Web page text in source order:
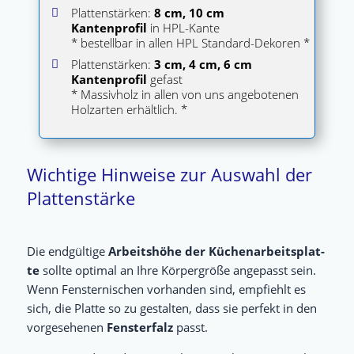
Plat­ten­stär­ken: 8 cm, 10 cm
Kan­ten­pro­fil in HPL-Kan­te
* bestell­bar in allen HPL Standard-Dekoren *
Plat­ten­stär­ken: 3 cm, 4 cm, 6 cm
Kan­ten­pro­fil gefast
* Mas­siv­holz in allen von uns ange­bo­te­nen
Holz­ar­ten erhältlich. *
Wichtige Hinweise zur Auswahl der
Plattenstärke
Die end­gül­ti­ge Arbeits­hö­he der Küchen­ar­beits­plat­
tesoll­te opti­mal an Ihre Kör­per­grö­ße ange­passt sein.
Wenn Fens­ter­ni­schen vor­han­den sind, emp­fiehlt es
sich, die Plat­te so zu gestal­ten, dass sie per­fekt in den
vor­ge­se­he­nen Fens­ter­falzpasst.